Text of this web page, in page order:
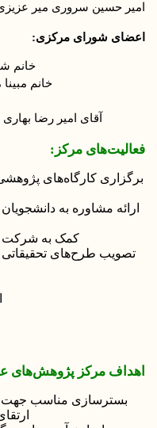
امیر حسین سروری میر
اعضای شورای مرکزی:
خانم
خانم
آقای امیر رضا بهاری
فعالیت‌های مرکز:
برگزاری کارگاه‌های
ارائه مشاوره به
تصویب طرح‌های
اهداف مرکز پژوهش‌های
بسترسازی مناسب جهت